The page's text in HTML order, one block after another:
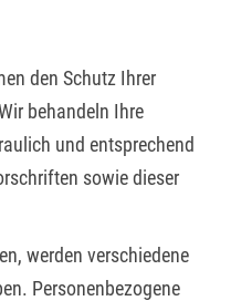
den Schutz Ihrer
behandeln Ihre
und entsprechend
sowie dieser
werden verschiedene
Personenbezogene